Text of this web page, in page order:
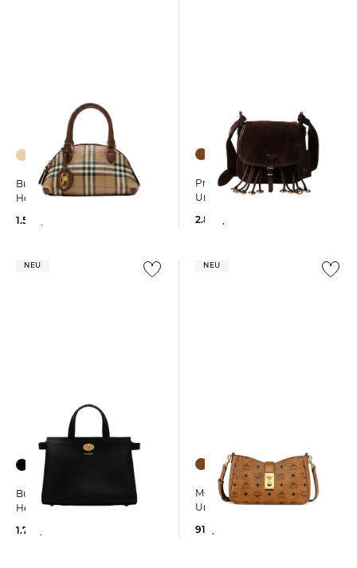
Burberry | Damen
Henkeltasche PRIMROSE
1.590,00 €
Prada | Damen
Umhängetasche CORSAIRE
2.800,00 €
NEU
Burberry | Damen
Henkeltasche COTSWOLDS
1.750,00 €
NEU
MCM | Damen
Umhängetasche TRACY
910,00 €